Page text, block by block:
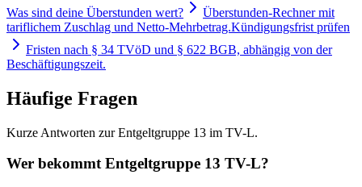
Was sind deine Überstunden wert?
Überstunden-Rechner mit
tariflichem Zuschlag und Netto-Mehrbetrag.Kündigungsfrist prüfen
Fristen nach § 34 TVöD und § 622 BGB, abhängig von der
Beschäftigungszeit.
Häufige Fragen
Kurze Antworten zur Entgeltgruppe 13 im TV-L.
Wer bekommt Entgeltgruppe 13 TV-L?